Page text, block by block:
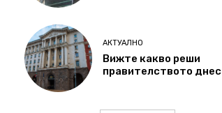
АКТУАЛНО
Вижте какво реши
правителството днес